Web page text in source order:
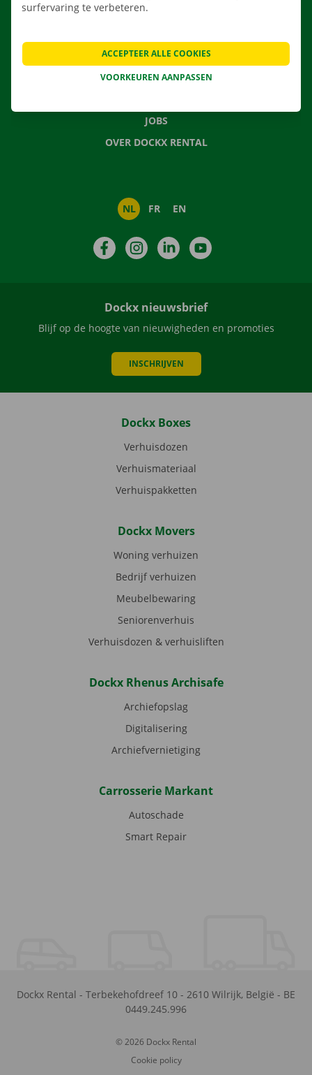
VEELGESTELDE VRAGEN
NIEUWS
JOBS
OVER DOCKX RENTAL
NL FR EN
FacebookInstagramLinkedIn
Dockx nieuwsbrief
Blijf op de hoogte van nieuwigheden en promoties
INSCHRIJVEN
Dockx Boxes
Verhuisdozen
Verhuismateriaal
Verhuispakketten
Dockx Movers
Woning verhuizen
Bedrijf verhuizen
Meubelbewaring
Seniorenverhuis
Verhuisdozen & verhuisliften
Dockx Rhenus Archisafe
Archiefopslag
Digitalisering
Archiefvernietiging
Carrosserie Markant
Autoschade
Smart Repair
Dockx Rental - Terbekehofdreef 10 - 2610 Wilrijk, België - BE
0449.245.996
© 2026 Dockx Rental
Cookie policy
surfervaring te verbeteren.
VOORKEUREN AANPASSEN
ACCEPTEER ALLE COOKIES